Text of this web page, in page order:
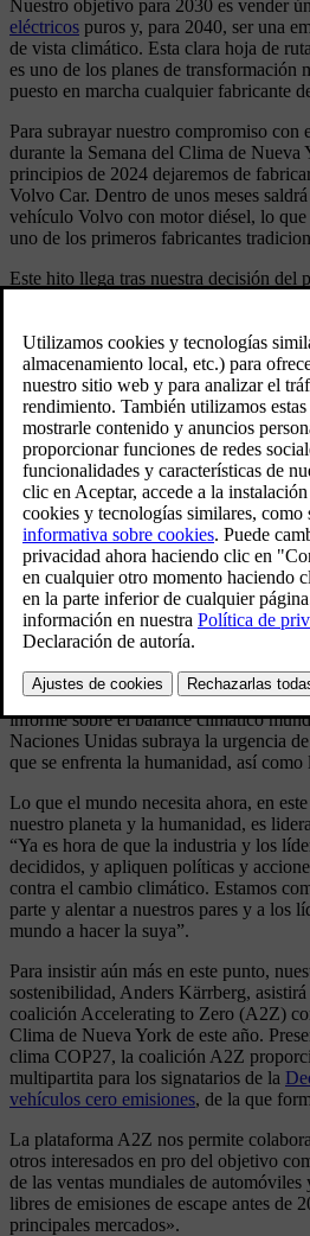
Nuestro objetivo para 2030 es vender
eléctricos puros y, para 2040, ser una
de vista climático. Esta clara hoja de
es uno de los planes de transformación
puesto en marcha cualquier fabricante
Para subrayar nuestro compromiso con
durante la Semana del Clima de Nueva
principios de 2024 dejaremos de
Volvo Car. Dentro de unos meses
vehículo Volvo con motor diésel, lo
uno de los primeros fabricantes
Este hito llega tras nuestra decisión del
albergaba todos nuestros activos en
dedicaremos ni una sola corona de
desarrollo de nuevos motores de
“Los sistemas de propulsión
futuro y son superiores a los
generan menos ruido, menos
de mantenimiento para nuestros
emisiones del tubo de escape”,
director ejecutivo de Volvo Cars.
centrados en crear una amplia
premium totalmente eléctricos
que nuestros clientes esperan de
parte clave de nuestra respuesta
Apostamos por la electrificación porque
informe sobre el balance climático
Naciones Unidas subraya la urgencia
que se enfrenta la humanidad, así como
Lo que el mundo necesita ahora, en
nuestro planeta y la humanidad, es
“Ya es hora de que la industria y los
decididos, y apliquen políticas y
contra el cambio climático. Estamos
parte y alentar a nuestros pares y a los
mundo a hacer la suya”.
Para insistir aún más en este punto,
sostenibilidad, Anders Kärrberg,
coalición Accelerating to Zero (A2Z)
Clima de Nueva York de este año.
clima COP27, la coalición A2Z
multipartita para los signatarios de la
vehículos cero emisiones, de la que
La plataforma A2Z nos permite
otros interesados en pro del objetivo
de las ventas mundiales de automóviles
libres de emisiones de escape antes de
principales mercados».